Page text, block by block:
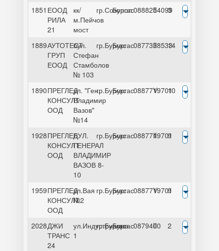
1851 ЕООД
РИЛА
21
кк/
м.Пейчов
мост
гр.Созопол
Бургас0888254099
II 3
1889АУТОТЕСТ
ГРУП
ЕООД
бул.
Стефан
Стамболов
№ 103
гр.Бургас
Бургас0877338533
II 14
1890ПРЕГЛЕД
КОНСУЛТ
ООД
ул. "Ген.
Владимир
Вазов"
№14
гр.Бургас
Бургас0887719701
V 10
1928ПРЕГЛЕД
КОНСУЛТ
ООД
БУЛ.
ГЕНЕРАЛ
ВЛАДИМИР
ВАЗОВ 8-
10
гр.Бургас
Бургас0887719701
II 9
1959ПРЕГЛЕД
КОНСУЛТ
ООД
ул.Вая
№2
гр.Бургас
Бургас0887719701
V 9
2028ДЖИ
ТРАНС
24
ул.Индустриална
1
гр.Бургас
Бургас0879400
II 2